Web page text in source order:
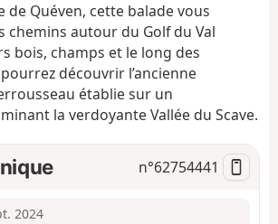
i
n
de Quéven, cette balade vous
chemins autour du Golf du Val
bois, champs et le long des
découvrir l’ancienne
établie sur un
la verdoyante Vallée du Scave.
n°62754441
2024